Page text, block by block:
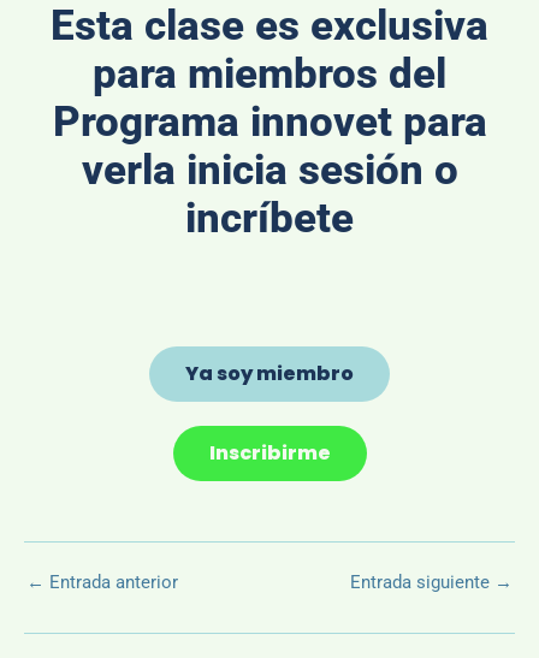
Esta clase es exclusiva
para miembros del
Programa innovet para
verla inicia sesión o
incríbete
Ya soy miembro
Inscribirme
← Entrada anterior Entrada siguiente →